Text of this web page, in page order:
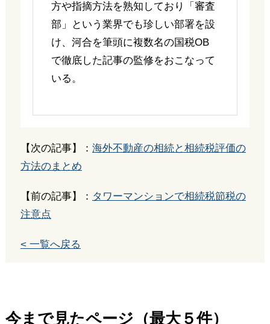
方や指摘方法を熟知しており「審査
部」という業界でも珍しい部署を設
け、河合を筆頭に複数名の国税OB
で徹底した記事の監修をおこなって
いる。
【次の記事】： 海外不動産の相続と相続税評価の
方法のまとめ
【前の記事】： タワーマンションで相続税節税の
注意点
< 一覧へ戻る
今まで見たページ（最大５件）